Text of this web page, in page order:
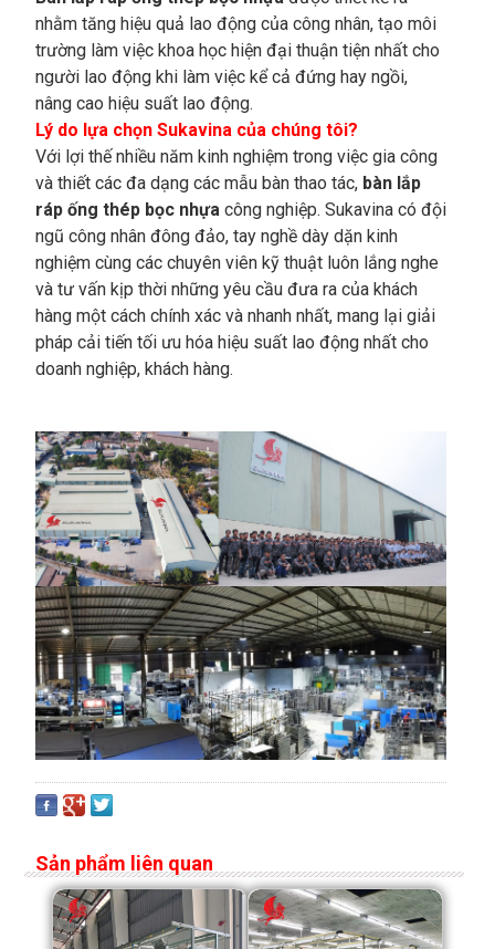
nhằm tăng hiệu quả lao động của công nhân, tạo môi
trường làm việc khoa học hiện đại thuận tiện nhất cho
người lao động khi làm việc kể cả đứng hay ngồi,
nâng cao hiệu suất lao động.
Lý do lựa chọn Sukavina của chúng tôi?
Với lợi thế nhiều năm kinh nghiệm trong việc gia công
và thiết các đa dạng các mẫu bàn thao tác, bàn lắp
ráp ống thép bọc nhựacông nghiệp. Sukavina có đội
ngũ công nhân đông đảo, tay nghề dày dặn kinh
nghiệm cùng các chuyên viên kỹ thuật luôn lắng nghe
và tư vấn kịp thời những yêu cầu đưa ra của khách
hàng một cách chính xác và nhanh nhất, mang lại giải
pháp cải tiến tối ưu hóa hiệu suất lao động nhất cho
doanh nghiệp, khách hàng.
Sản phẩm liên quan